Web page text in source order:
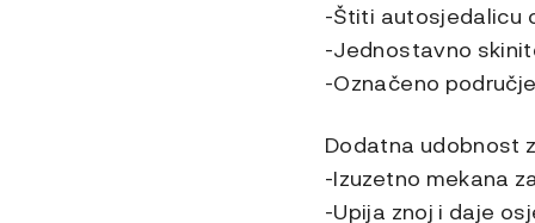
-Štiti autosjedalicu
-Jednostavno
-Označeno
Dodatna udobnost
-Izuzetno mekana
-Upija znoj i daje